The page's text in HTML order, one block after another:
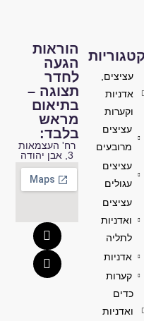
הוראות
הגעה
לחדר
תצוגה –
בתיאום
מראש
בלבד:
רח' העצמאות
3, אבן יהודה
קטגוריות
עציצים,
אדניות
וקערות
עציצים
מרובעים
עציצים
עגולים
עציצים
ואדניות
לתליה
אדניות
קערות
כדים
ואדניות